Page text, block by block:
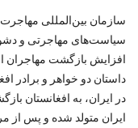
سازمان بین‌المللی
سیاست‌های مهاجرتی و
افزایش بازگشت مهاجران
داستان دو خواهر و برادر
در ایران، به افغانستان
ایران متولد شده و پس از